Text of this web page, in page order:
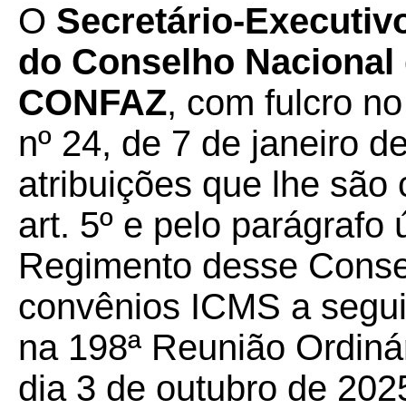
O Secretário-
do Conselho
CONFAZ, com fulcro
nº 24, de 7 de janeiro
atribuições que lhe são
art. 5º e pelo parágrafo
Regimento desse
convênios ICMS a
na 198ª Reunião
dia 3 de outubro de